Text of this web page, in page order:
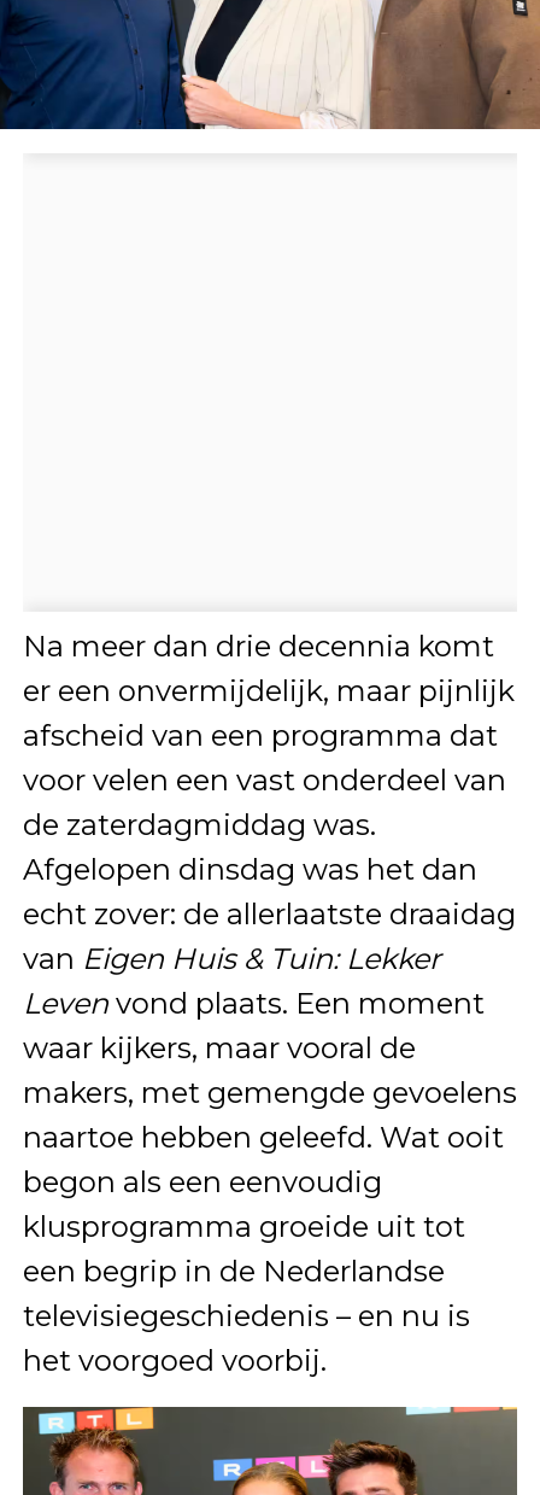
Na meer dan drie decennia komt
er een onvermijdelijk, maar pijnlijk
afscheid van een programma dat
voor velen een vast onderdeel van
de zaterdagmiddag was.
Afgelopen dinsdag was het dan
echt zover: de allerlaatste draaidag
van Eigen Huis & Tuin: Lekker
Levenvond plaats. Een moment
waar kijkers, maar vooral de
makers, met gemengde gevoelens
naartoe hebben geleefd. Wat ooit
begon als een eenvoudig
klusprogramma groeide uit tot
een begrip in de Nederlandse
televisiegeschiedenis – en nu is
het voorgoed voorbij.